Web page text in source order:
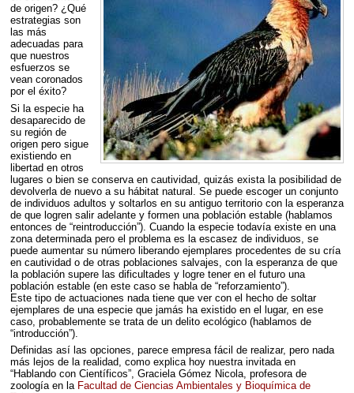
de origen? ¿Qué
estrategias son
las más
adecuadas para
que nuestros
esfuerzos se
vean coronados
por el éxito?
Si la especie ha
desaparecido de
su región de
origen pero sigue
existiendo en
libertad en otros
lugares o bien se conserva en cautividad, quizás exista la posibilidad de
devolverla de nuevo a su hábitat natural. Se puede escoger un conjunto
de individuos adultos y soltarlos en su antiguo territorio con la esperanza
de que logren salir adelante y formen una población estable (hablamos
entonces de “reintroducción”). Cuando la especie todavía existe en una
zona determinada pero el problema es la escasez de individuos, se
puede aumentar su número liberando ejemplares procedentes de su cría
en cautividad o de otras poblaciones salvajes, con la esperanza de que
la población supere las dificultades y logre tener en el futuro una
población estable (en este caso se habla de “reforzamiento”).
Este tipo de actuaciones nada tiene que ver con el hecho de soltar
ejemplares de una especie que jamás ha existido en el lugar, en ese
caso, probablemente se trata de un delito ecológico (hablamos de
“introducción”).
Definidas así las opciones, parece empresa fácil de realizar, pero nada
más lejos de la realidad, como explica hoy nuestra invitada en
“Hablando con Científicos”, Graciela Gómez Nicola, profesora de
zoología en la Facultad de Ciencias Ambientales y Bioquímica de